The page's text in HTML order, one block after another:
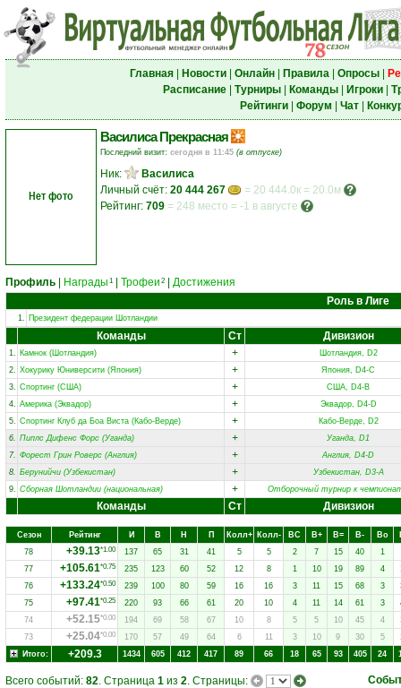
Главная| Новости| Онлайн| Правила| Опросы|
Расписание| Турниры| Команды| Игроки|
Рейтинги| Форум Чат|
Нет фото
Василиса Прекрасная
Последний визит: сегодня в 11:45 (в отпуске)
Ник:
Василиса
Личный счёт: 20 444 267
= 20 444.0к = 20.0м
Рейтинг: 709 = 248 место = -1 в августе
Профиль Награды 1 Трофеи 2
Достижения
Роль в Лиге
1. Президент федерации Шотландии
Команды Ст Дивизион
1. Камнок (Шотландия) +
Шотландия, D2
2. Хокурику Юниверсити (Япония) +
Япония, D4-C
3. Спортинг (США) +
США, D4-B
4. Америка (Эквадор) +
Эквадор, D4-D
5. Спортинг Клуб да Боа Виста (Кабо-Верде) +
Кабо-Верде, D2
6. Пиплс Дифенс Форс (Уганда) +
Уганда, D1
7. Форест Грин Роверс (Англия) +
Англия, D4-D
8. Берунийчи (Узбекистан) +
Узбекистан, D3-A
9. Сборная Шотландии (национальная) + Отборочный турнир к
Команды Ст Дивизион
Сезон Рейтинг И В Н П Колл+ Колл- ВC В+ В= В- Вo
78
+39.13*1.00 137 65 31 41 5 5 2 7 15 40
1
77
+105.61*0.75 235 123 60 52 12 8 1 10 19 89 4
76
+133.24*0.50 239 100 80 59 16 16 3 11 15 68 3
75
+97.41*0.25 220 93 66 61 20 10 4 11 14 61 3
74
+52.15*0.00 194 69 58 67 10 8 5 5 10 45 4
73
+25.04*0.00 170 57 49 64 6 11 3 10 9 30 5
Итого:
+209.3 1434 605 412 417 89 66 18 65 93 405 24
Всего событий: 82. Страница 1 из 2. Страницы: